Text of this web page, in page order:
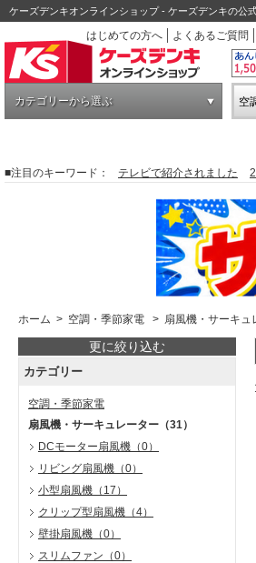
ケーズデンキオンラインショップ - ケーズデンキの公
はじめての方へ
よくあるご質問
カテゴリーから選ぶ 空
■注目のキーワード： テレビで紹介されました
ホーム > 空調・季節家電 > 扇風機・サーキュ
更に絞り込む
カテゴリー
空調・季節家電
扇風機・サーキュレーター （31）
DCモーター扇風機 （0）
リビング扇風機 （0）
小型扇風機 （17）
クリップ型扇風機 （4）
壁掛扇風機 （0）
スリムファン （0）